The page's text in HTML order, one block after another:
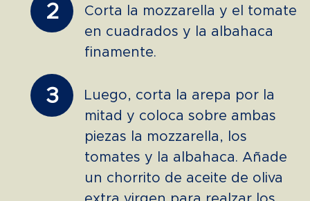
2
Corta la mozzarella y el tomate
en cuadrados y la albahaca
finamente.
3
Luego, corta la arepa por la
mitad y coloca sobre ambas
piezas la mozzarella, los
tomates y la albahaca. Añade
un chorrito de aceite de oliva